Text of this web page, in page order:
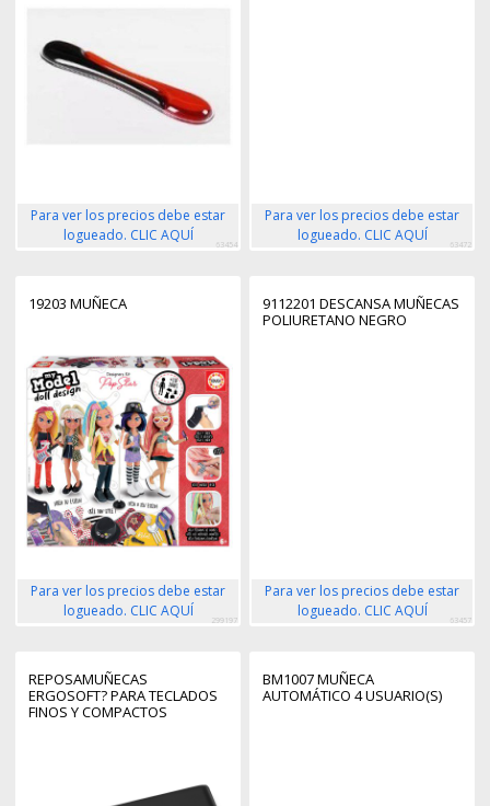
Para ver los precios debe estar
logueado. CLIC AQUÍ
63454
Para ver los precios debe estar
logueado. CLIC AQUÍ
63472
19203 MUÑECA
Para ver los precios debe estar
logueado. CLIC AQUÍ
299197
9112201 DESCANSA MUÑECAS
POLIURETANO NEGRO
Para ver los precios debe estar
logueado. CLIC AQUÍ
63457
REPOSAMUÑECAS
ERGOSOFT? PARA TECLADOS
FINOS Y COMPACTOS
BM1007 MUÑECA
AUTOMÁTICO 4 USUARIO(S)